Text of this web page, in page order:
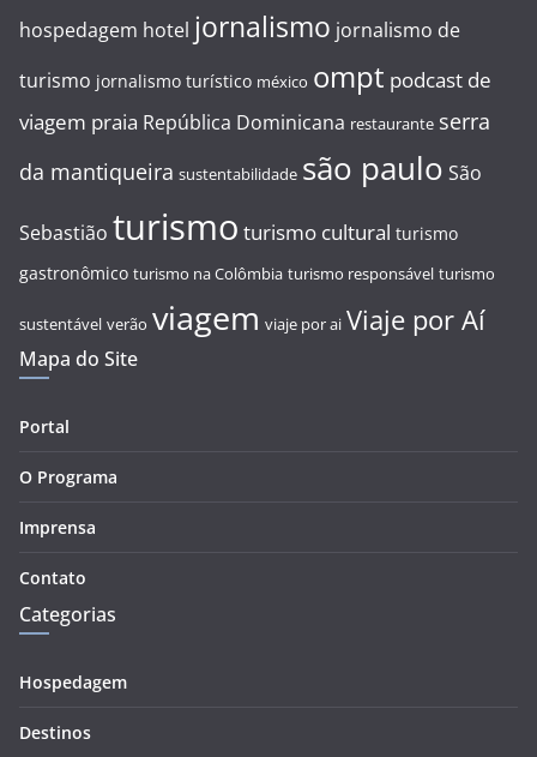
hospedagem hotel jornalismo jornalismo de
turismo jornalismo turístico méxico ompt podcast de
viagem praia República Dominicana restaurante serra
da mantiqueira sustentabilidade são paulo São
Sebastião turismo turismo cultural turismo
gastronômico turismo na Colômbia turismo responsável turismo
sustentável verão viagem viaje por ai Viaje por Aí
Mapa do Site
Portal
O Programa
Imprensa
Contato
Categorias
Hospedagem
Destinos